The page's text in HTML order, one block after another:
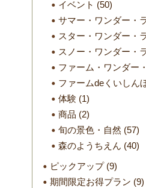
イベント (50)
サマー・ワンダー・
スター・ワンダー・
スノー・ワンダー・
ファーム・ワンダー
ファームdeくいしん
体験 (1)
商品 (2)
旬の景色・自然 (57)
森のようちえん (40)
ピックアップ(9)
期間限定お得プラン (9)